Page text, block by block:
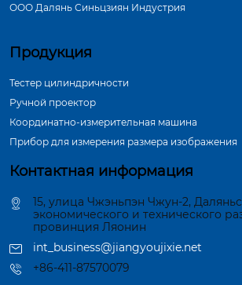
ООО Далянь Синьцзиян Индустрия
Продукция
Тестер цилиндричности
Ручной проектор
Координатно-измерительная машина
Прибор для измерения размера изображения
Контактная информация
15, улица Чжэньпэн Чжун-2,
экономического и технического
провинция Ляонин
int_business@jiangyoujixie.net
+86-411-87570079